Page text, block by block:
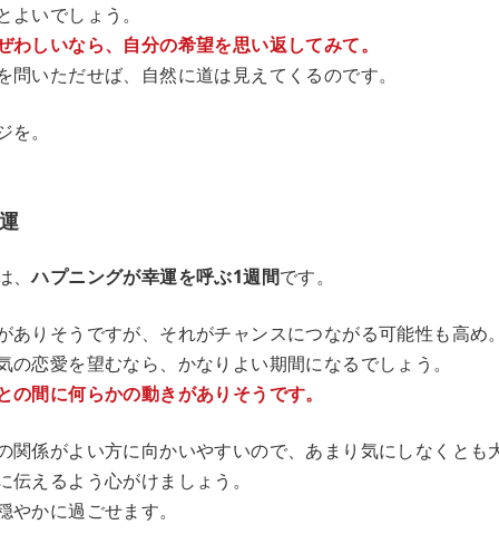
いでしょう。
わしいなら、自分の希望を思い返してみて。
問いただせば、自然に道は見えてくるのです。
。
、ハプニングが幸運を呼ぶ1週間です。
ありそうですが、それがチャンスにつながる可能性も高め
の恋愛を望むなら、かなりよい期間になるでしょう。
の間に何らかの動きがありそうです。
関係がよい方に向かいやすいので、あまり気にしなくとも
えるよう心がけましょう。
かに過ごせます。